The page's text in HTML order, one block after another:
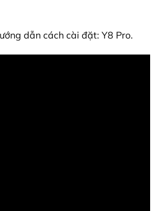
dẫn cách cài đặt: Y8 Pro.